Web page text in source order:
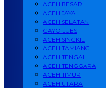
ACEH BESAR
ACEH JAYA
ACEH SELATAN
GAYO LUES
ACEH SINGKIL
ACEH TAMIANG
ACEH TENGAH
ACEH TENGGARA
ACEH TIMUR
ACEH UTARA